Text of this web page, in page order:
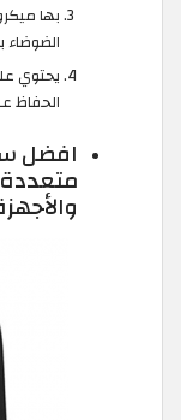
بها
الضوضاء
يحتوي
الحفاظ
افضل
متعددة